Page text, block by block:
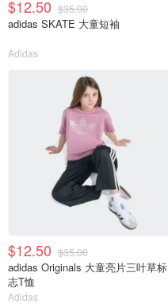
$12.50 $35.00
adidas SKATE 大童短袖
Adidas
$12.50 $35.00
adidas Originals 大童亮片三叶草标
志T恤
Adidas